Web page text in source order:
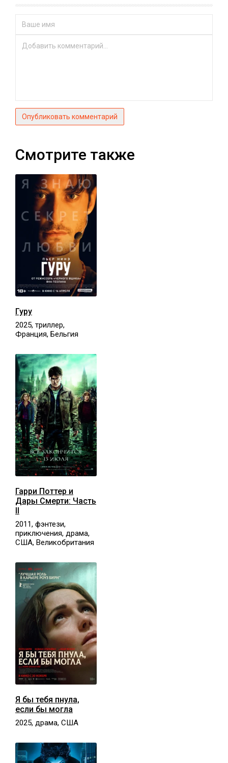
Опубликовать комментарий
Смотрите также
Гуру
2025, триллер,
Франция, Бельгия
Гарри Поттер и
Дары Смерти: Часть
II
2011, фэнтези,
приключения, драма,
США, Великобритания
Я бы тебя пнула,
если бы могла
2025, драма, США